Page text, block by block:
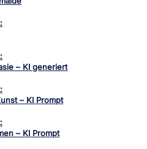
– KI generiert
– KI Prompt
– KI Prompt